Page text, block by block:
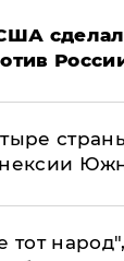
тот